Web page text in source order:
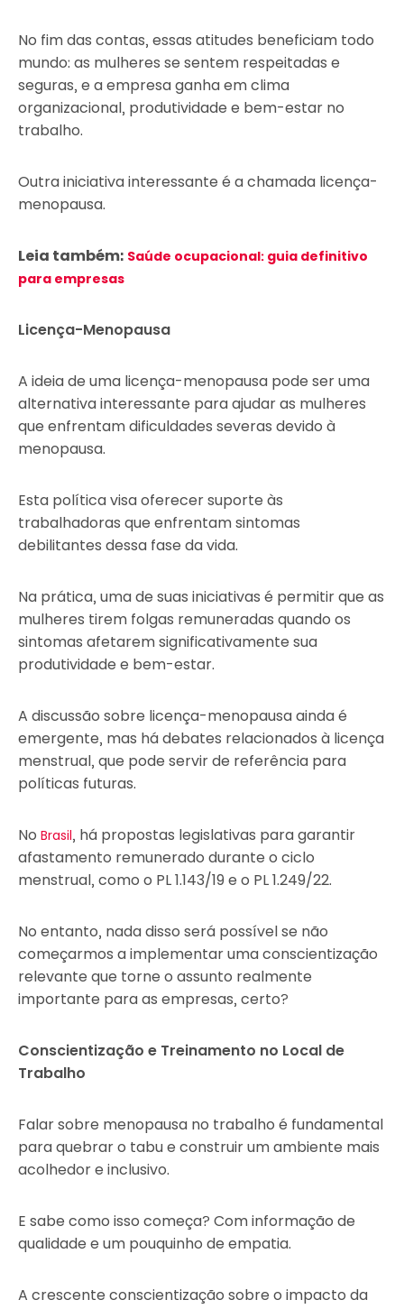
No fim das contas, essas atitudes beneficiam todo
mundo: as mulheres se sentem respeitadas e
seguras, e a empresa ganha em clima
organizacional, produtividade e bem-estar no
trabalho.
Outra iniciativa interessante é a chamada licença-
menopausa.
Leia também: Saúde ocupacional: guia definitivo
para empresas
Licença-Menopausa
A ideia de uma licença-menopausa pode ser uma
alternativa interessante para ajudar as mulheres
que enfrentam dificuldades severas devido à
menopausa.
Esta política visa oferecer suporte às
trabalhadoras que enfrentam sintomas
debilitantes dessa fase da vida.
Na prática, uma de suas iniciativas é permitir que as
mulheres tirem folgas remuneradas quando os
sintomas afetarem significativamente sua
produtividade e bem-estar.
A discussão sobre licença-menopausa ainda é
emergente, mas há debates relacionados à licença
menstrual, que pode servir de referência para
políticas futuras.
No Brasil, há propostas legislativas para garantir
afastamento remunerado durante o ciclo
menstrual, como o PL 1.143/19 e o PL 1.249/22.
No entanto, nada disso será possível se não
começarmos a implementar uma conscientização
relevante que torne o assunto realmente
importante para as empresas, certo?
Conscientização e Treinamento no Local de
Trabalho
Falar sobre menopausa no trabalho é fundamental
para quebrar o tabu e construir um ambiente mais
acolhedor e inclusivo.
E sabe como isso começa? Com informação de
qualidade e um pouquinho de empatia.
A crescente conscientização sobre o impacto da